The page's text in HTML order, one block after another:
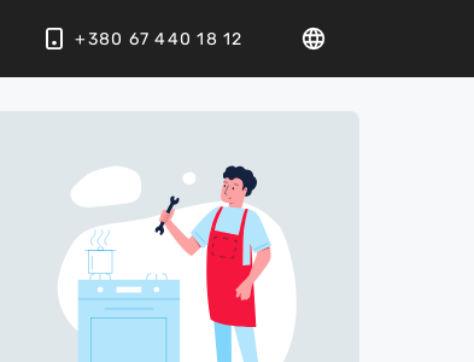
+380 67 440 18 12